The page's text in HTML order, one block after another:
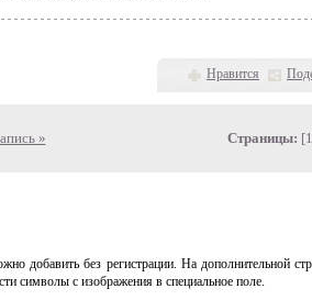
Нравится
» Страницы:
добавить без регистрации. На дополнительной
символы с изображения в специальное поле.